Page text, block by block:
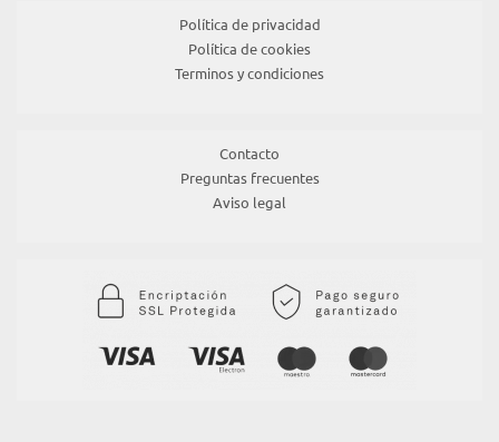
Política de privacidad
Política de cookies
Terminos y condiciones
Contacto
Preguntas frecuentes
Aviso legal